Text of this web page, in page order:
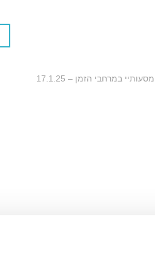
מסעותיי במרחבי הזמן – 17.1.25